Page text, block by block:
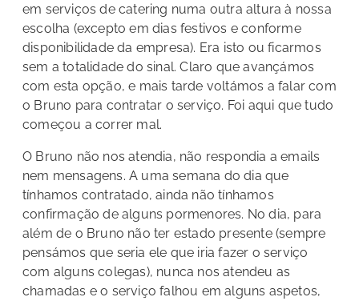
em serviços de catering numa outra altura à nossa
escolha (excepto em dias festivos e conforme
disponibilidade da empresa). Era isto ou ficarmos
sem a totalidade do sinal. Claro que avançámos
com esta opção, e mais tarde voltámos a falar com
o Bruno para contratar o serviço. Foi aqui que tudo
começou a correr mal.
O Bruno não nos atendia, não respondia a emails
nem mensagens. A uma semana do dia que
tínhamos contratado, ainda não tínhamos
confirmação de alguns pormenores. No dia, para
além de o Bruno não ter estado presente (sempre
pensámos que seria ele que iria fazer o serviço
com alguns colegas), nunca nos atendeu as
chamadas e o serviço falhou em alguns aspetos,